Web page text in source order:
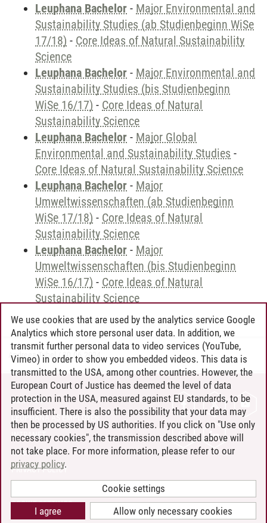
Leuphana Bachelor - Major Environmental and
Sustainability Studies (ab Studienbeginn WiSe
17/18) - Core Ideas of Natural Sustainability
Science
Leuphana Bachelor - Major Environmental and
Sustainability Studies (bis Studienbeginn
WiSe 16/17) - Core Ideas of Natural
Sustainability Science
Leuphana Bachelor - Major Global
Environmental and Sustainability Studies -
Core Ideas of Natural Sustainability Science
Leuphana Bachelor - Major
Umweltwissenschaften (ab Studienbeginn
WiSe 17/18) - Core Ideas of Natural
Sustainability Science
Leuphana Bachelor - Major
Umweltwissenschaften (bis Studienbeginn
WiSe 16/17) - Core Ideas of Natural
Sustainability Science
Andreea Tribel 30.06.2024
CONTACT
LEUPHANA AS EMPLOYER
INTRANET
SITE NOTICE
PRIVACY POLICY
COOKIE SETTINGS
We use cookies that are used by the analytics service Google
Analytics which store personal user data. In addition, we
transmit further personal data to video services (YouTube,
Vimeo) in order to show you embedded videos. This data is
transmitted to the USA, among other countries. However, the
European Court of Justice has deemed the level of data
protection in the USA, measured against EU standards, to be
insufficient. There is also the possibility that your data may
then be processed by US authorities. If you click on "Use only
necessary cookies", the transmission described above will
not take place. For more information, please refer to our
privacy policy.
Cookie settings
Allow only necessary cookies
I agree